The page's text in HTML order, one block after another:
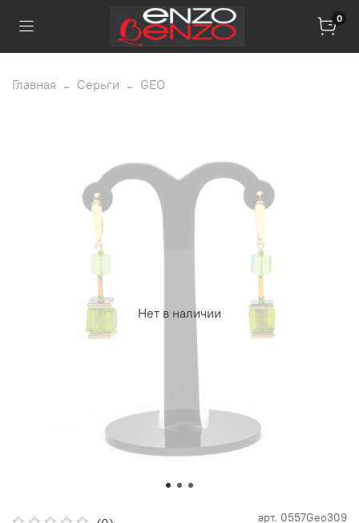
0
Главная Серьги GEO
Нет в наличии
арт. 0557Geo309